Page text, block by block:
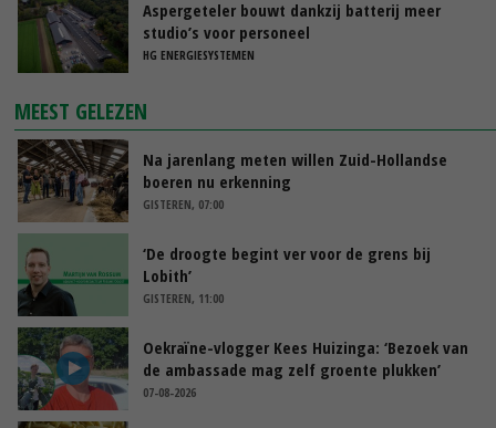
Aspergeteler bouwt dankzij batterij meer
studio’s voor personeel
HG ENERGIESYSTEMEN
MEEST GELEZEN
Na jarenlang meten willen Zuid-Hollandse
boeren nu erkenning
GISTEREN, 07:00
‘De droogte begint ver voor de grens bij
Lobith’
GISTEREN, 11:00
Oekraïne-vlogger Kees Huizinga: ‘Bezoek van
de ambassade mag zelf groente plukken’
07-08-2026